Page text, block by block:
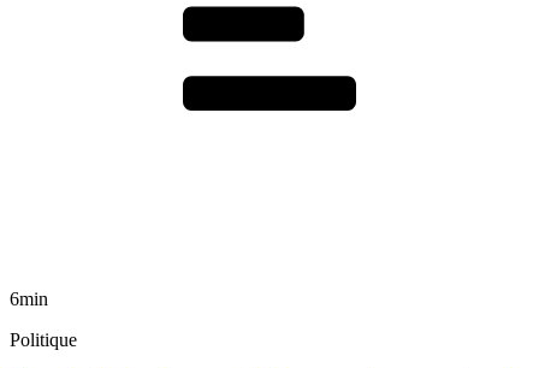
6min
Politique